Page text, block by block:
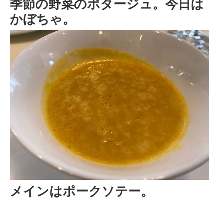
かぼちゃ。
メインはポークソテー。